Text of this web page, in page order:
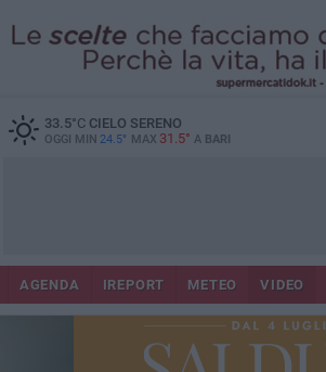
33.5°CCIELO SERENO
OGGI MIN 24.5° MAX 31.5° A BARI
AGENDA IREPORT METEO VIDEO